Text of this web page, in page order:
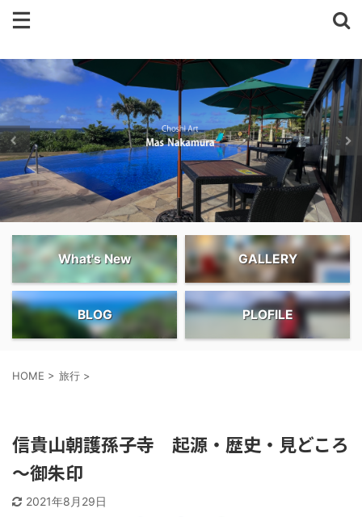
What's New GALLERY
BLOG PLOFILE
HOME > 旅行 >
信貴山朝護孫子寺 起源・歴史・見どころ
～御朱印
2021年8月29日